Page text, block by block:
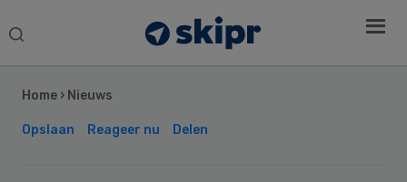
Search
Home › Nieuws
Opslaan Reageer nu Delen
Sidebar